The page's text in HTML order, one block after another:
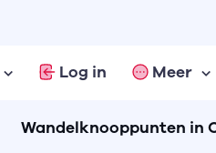
Log in Meer
Wandelknooppunten in